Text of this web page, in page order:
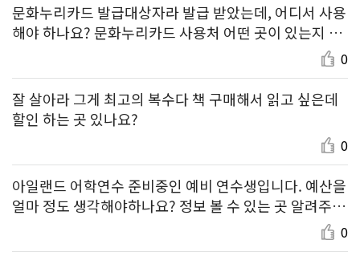
문화누리카드 발급대상자라 발급 받았는데, 어디서 사용
해야 하나요? 문화누리카드 사용처 어떤 곳이 있는지 좀
0
잘 살아라 그게 최고의 복수다 책 구매해서 읽고 싶은데
할인 하는 곳 있나요?
0
아일랜드 어학연수 준비중인 예비 연수생입니다. 예산을
얼마 정도 생각해야하나요? 정보 볼 수 있는 곳 알려주세
0